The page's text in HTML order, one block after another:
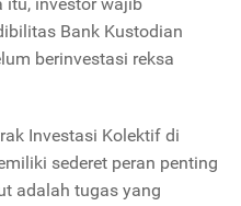
Bank Kustodian
berinvestasi reksa
Investasi Kolektif di
sederet peran penting
adalah tugas yang